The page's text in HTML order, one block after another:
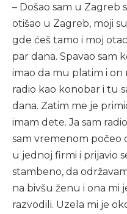
– Došao sam u Zagreb
otišao u Zagreb, moji
gde ćeš tamo i moj
par dana. Spavao sam
imao da mu platim i on
radio kao konobar i tu
dana. Zatim me je
imam dete. Ja sam
sam vremenom počeo
u jednoj firmi i prijavio
stambeno, da
na bivšu ženu i ona mi
razvodili. Uzela mi je